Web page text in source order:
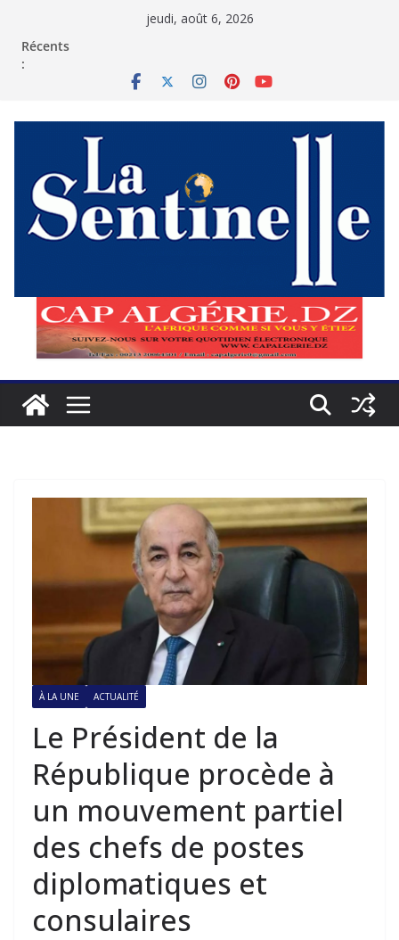
jeudi, août 6, 2026
Récents
:
À LA UNE ACTUALITÉ
Le Président de la
République procède à
un mouvement partiel
des chefs de postes
diplomatiques et
consulaires